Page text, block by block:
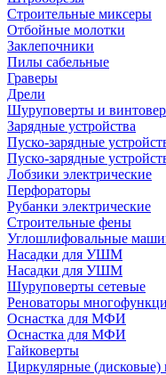
Строительные миксеры
Отбойные молотки
Заклепочники
Пилы сабельные
Граверы
Дрели
Шуруповерты и
Зарядные устройства
Пуско-зарядные
Пуско-зарядные
Лобзики электрические
Перфораторы
Рубанки электрические
Строительные фены
Углошлифовальные
Насадки для УШМ
Насадки для УШМ
Шуруповерты сетевые
Реноваторы
Оснастка для МФИ
Оснастка для МФИ
Гайковерты
Циркулярные